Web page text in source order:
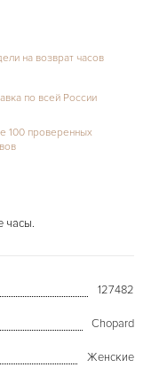
часы.
127482
Chopard
Женские
на возврат часов
по всей России
100 проверенных